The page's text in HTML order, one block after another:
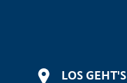
LOS GEHT'S